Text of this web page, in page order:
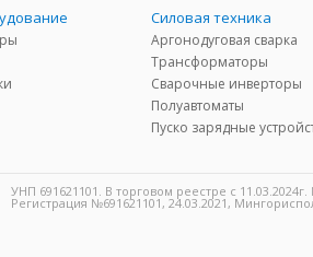
Силовая техника
Аргонодуговая сварка
Трансформаторы
Сварочные инверторы
Полуавтоматы
Пуско зарядные
УНП 691621101. В торговом реестре с
Регистрация №691621101, 24.03.2021,